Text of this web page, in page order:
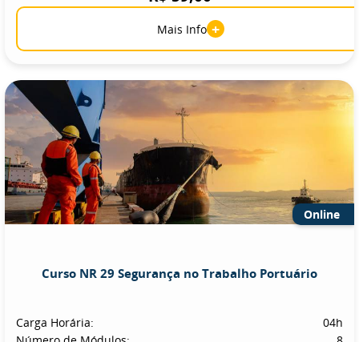
Mais Info +
Online
Curso NR 29 Segurança no Trabalho Portuário
Carga Horária:
04h